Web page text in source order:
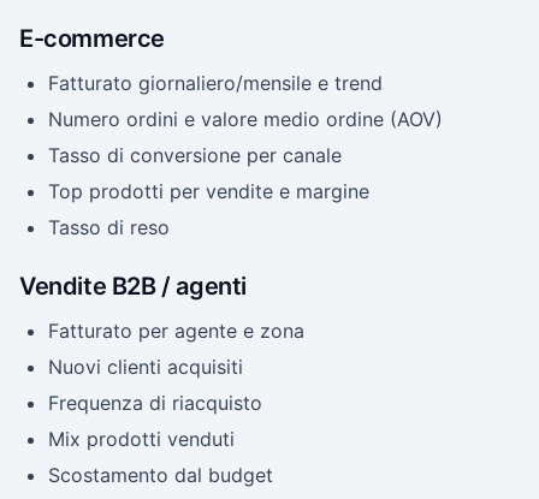
E-commerce
Fatturato giornaliero/mensile e trend
Numero ordini e valore medio ordine (AOV)
Tasso di conversione per canale
Top prodotti per vendite e margine
Tasso di reso
Vendite B2B / agenti
Fatturato per agente e zona
Nuovi clienti acquisiti
Frequenza di riacquisto
Mix prodotti venduti
Scostamento dal budget